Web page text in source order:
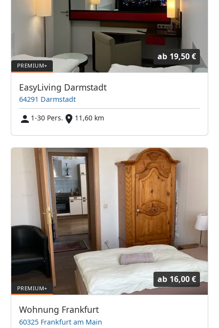
ab 19,50 €
EasyLiving Darmstadt
64291 Darmstadt
1-30 Pers.
11,60 km
ab 16,00 €
Wohnung Frankfurt
60325 Frankfurt am Main